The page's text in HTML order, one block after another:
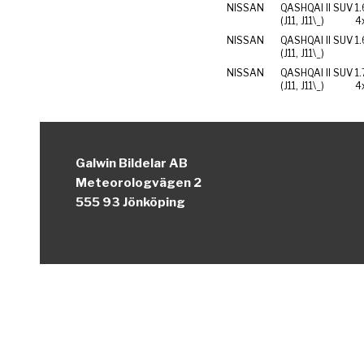
NISSAN
QASHQAI II SUV
(J11, J11\_)
NISSAN
QASHQAI II SUV
(J11, J11\_)
NISSAN
QASHQAI II SUV
(J11, J11\_)
Galwin Bildelar AB
Meteorologvägen 2
555 93 Jönköping